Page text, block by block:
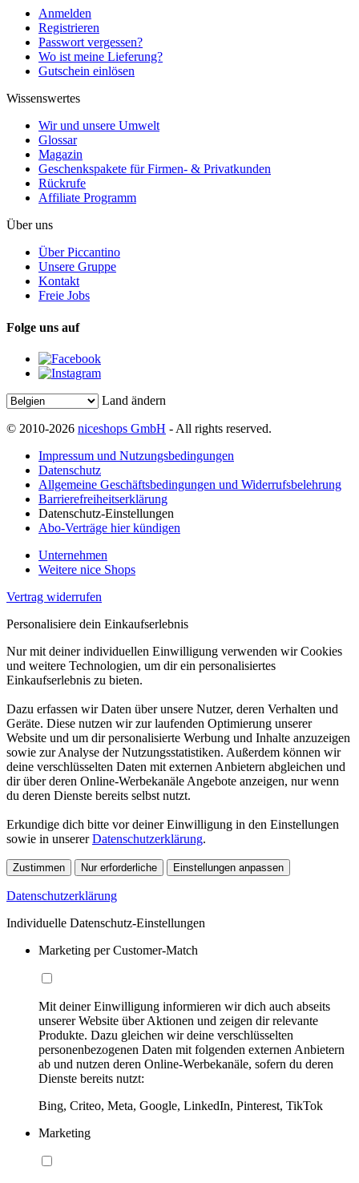
Anmelden
Registrieren
Passwort vergessen?
Wo ist meine Lieferung?
Gutschein einlösen
Wissenswertes
Wir und unsere Umwelt
Glossar
Magazin
Geschenkspakete für Firmen- & Privatkunden
Rückrufe
Affiliate Programm
Über uns
Über Piccantino
Unsere Gruppe
Kontakt
Freie Jobs
Folge uns auf
Land ändern
© 2010-2026 niceshops GmbH - All rights reserved.
Impressum und Nutzungsbedingungen
Datenschutz
Allgemeine Geschäftsbedingungen und Widerrufsbelehrung
Barrierefreiheitserklärung
Datenschutz-Einstellungen
Abo-Verträge hier kündigen
Unternehmen
Weitere nice Shops
Vertrag widerrufen
Personalisiere dein Einkaufserlebnis
Nur mit deiner individuellen Einwilligung verwenden wir Cookies
und weitere Technologien, um dir ein personalisiertes
Einkaufserlebnis zu bieten.
Dazu erfassen wir Daten über unsere Nutzer, deren Verhalten und
Geräte. Diese nutzen wir zur laufenden Optimierung unserer
Website und um dir personalisierte Werbung und Inhalte anzuzeigen
sowie zur Analyse der Nutzungsstatistiken. Außerdem können wir
deine verschlüsselten Daten mit externen Anbietern abgleichen und
dir über deren Online-Werbekanäle Angebote anzeigen, nur wenn
du deren Dienste bereits selbst nutzt.
Erkundige dich bitte vor deiner Einwilligung in den Einstellungen
sowie in unsererDatenschutzerklärung.
Zustimmen Nur erforderliche Einstellungen anpassen
Datenschutzerklärung
Individuelle Datenschutz-Einstellungen
Marketing per Customer-Match
Mit deiner Einwilligung informieren wir dich auch abseits
unserer Website über Aktionen und zeigen dir relevante
Produkte. Dazu gleichen wir deine verschlüsselten
personenbezogenen Daten mit folgenden externen Anbietern
ab und nutzen deren Online-Werbekanäle, sofern du deren
Dienste bereits nutzt:
Bing, Criteo, Meta, Google, LinkedIn, Pinterest, TikTok
Marketing